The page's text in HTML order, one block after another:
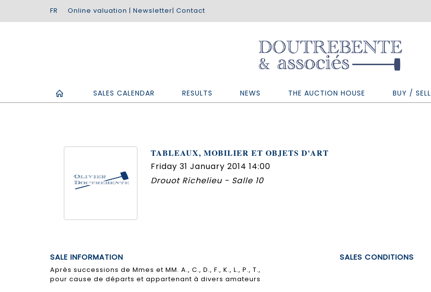
Online valuation | Newsletter| Contact
SALES CALENDAR RESULTS NEWS THE AUCTION HOUSE BUY / SELL
TABLEAUX, MOBILIER ET OBJETS D'ART
Friday 31 January 2014 14:00
Drouot Richelieu - Salle 10
SALE INFORMATION
Après successions de Mmes et MM. A., C., D., F., K., L., P., T.,
pour cause de départs et appartenant à divers amateurs
SALES CONDITIONS